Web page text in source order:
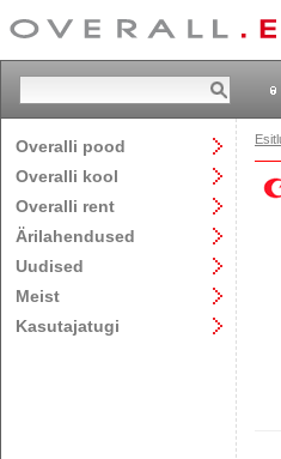
Overalli pood
Overalli kool
Overalli rent
Ärilahendused
Uudised
Meist
Kasutajatugi